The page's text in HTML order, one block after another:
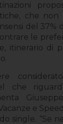
che
del 37%
le
itinerario di
che
e
single. “Se